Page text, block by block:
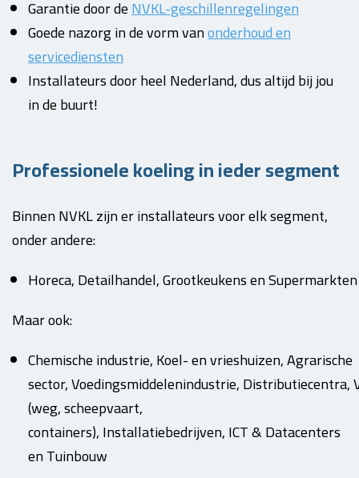
Garantie door deNVKL-geschillenregelingen
Goede nazorg in de vorm vanonderhoud en
servicediensten
Installateurs door heel Nederland, dus altijd bij jou
in de buurt!
Professionele koeling in ieder segment
Binnen NVKL zijn er installateurs voor elk segment,
onder andere:
Horeca, Detailhandel, Grootkeukens en Supermarkten
Maar ook:
Chemische industrie, Koel- en vrieshuizen, Agrarische
sector, Voedingsmiddelenindustrie, Distributiecentra,
(weg, scheepvaart,
containers), Installatiebedrijven, ICT & Datacenters
en Tuinbouw